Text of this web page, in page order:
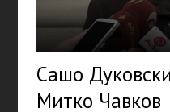
Сашо
Митко Чавков